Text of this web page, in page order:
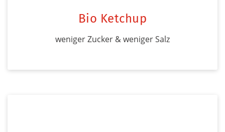
Bio Ketchup
weniger Zucker & weniger Salz